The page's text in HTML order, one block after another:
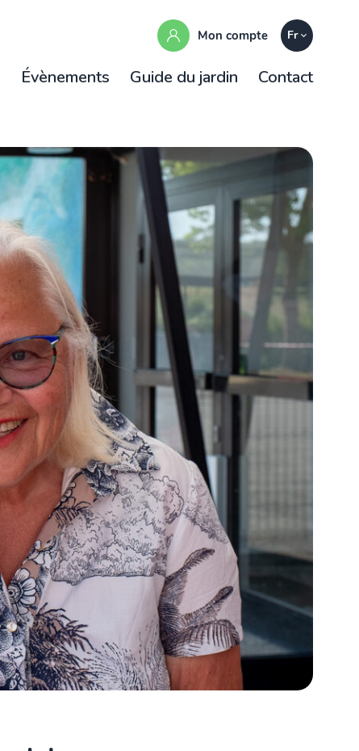
Mon compte Fr
Évènements Guide du jardin Contact